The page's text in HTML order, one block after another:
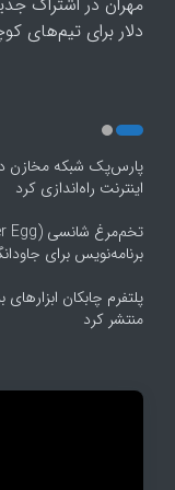
دلار برای تیم‌های
پارس‌پک شبکه مخازن
اینترنت راه‌اندازی کرد
برنامه‌نویس برای
پلتفرم چابکان ابزارهای
منتشر کرد